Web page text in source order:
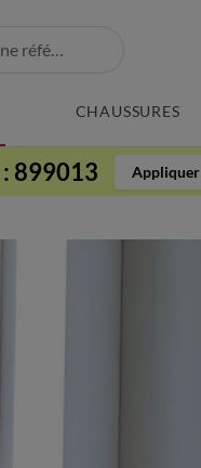
CHAUSSURES
: 899013 Appliquer